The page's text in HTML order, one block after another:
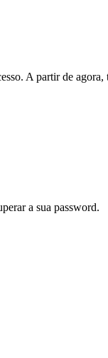
A partir de
a sua password.